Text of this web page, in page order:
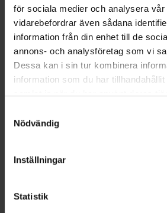
för sociala medier och analysera
vidarebefordrar även sådana
information från din enhet till de
annons- och analysföretag som vi
Dessa kan i sin tur kombinera
information som du har
samlat in när du har använt deras
Nödvändig
Inställningar
Statistik
6123
189 €
7642